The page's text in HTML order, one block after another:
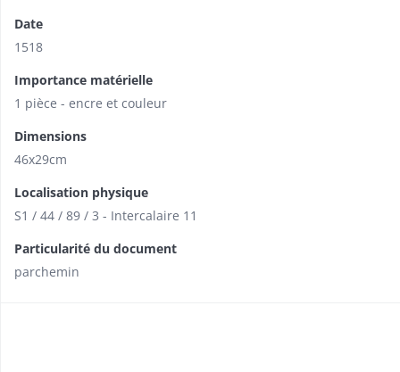
Date
1518
Importance matérielle
1 pièce - encre et couleur
Dimensions
46x29cm
Localisation physique
S1 / 44 / 89 / 3 - Intercalaire 11
Particularité du document
parchemin